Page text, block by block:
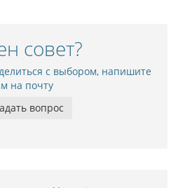
совет?
с выбором, напишите
на почту
вопрос